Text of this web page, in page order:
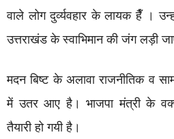
वाले लोग दुर्व्यवहार के लायक हैँ ।
उत्तराखंड के स्वाभिमान की जंग लड़ी
मदन बिष्ट के अलावा राजनीतिक व
में उतर आए है। भाजपा मंत्री के
तैयारी हो गयी है।